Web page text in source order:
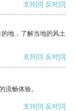
支持[0] 反对[0]
地，了解当地的风土
支持[0] 反对[0]
流畅体验。
支持[0] 反对[0]